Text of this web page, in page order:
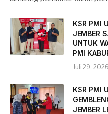
KSR PMI
JEMBER
UNTUK
PMI
Juli 29, 2026
KSR PMI
JEMBER